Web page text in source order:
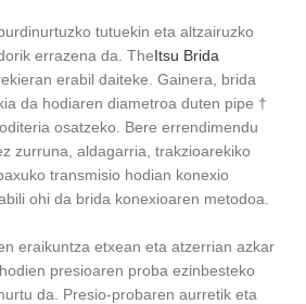
tutuekin eta altzairuzko
errazena da. TheItsu Brida
erabil daiteke. Gainera, brida
da hodiaren diametroa duten pipe †
osatzeko. Bere errendimendu
zurruna, aldagarria, trakzioarekiko
transmisio hodian konexio
ohi da brida konexioaren metodoa.
eraikuntza etxean eta atzerrian azkar
presioaren proba ezinbesteko
da. Presio-probaren aurretik eta